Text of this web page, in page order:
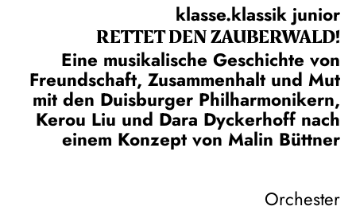
klasse.klassik junior
RETTET DEN ZAUBERWALD!
Eine musikalische Geschichte von
Freundschaft, Zusammenhalt und Mut
mit den Duisburger Philharmonikern,
Kerou Liu und Dara Dyckerhoff nach
einem Konzept von Malin Büttner
Orchester